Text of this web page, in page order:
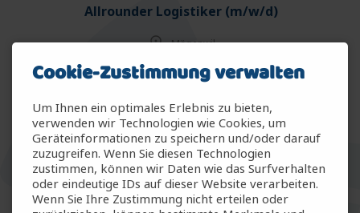
Allrounder Logistiker (m/w/d)
Mägenwil
Temp & Fest
Allrounder Gartenbau (m/w/d)
Arbon
Temp & Fest
Cookie-Zustimmung verwalten
Um Ihnen ein optimales Erlebnis zu bieten,
verwenden wir Technologien wie Cookies, um
Geräteinformationen zu speichern und/oder darauf
zuzugreifen. Wenn Sie diesen Technologien
zustimmen, können wir Daten wie das Surfverhalten
oder eindeutige IDs auf dieser Website verarbeiten.
Wenn Sie Ihre Zustimmung nicht erteilen oder